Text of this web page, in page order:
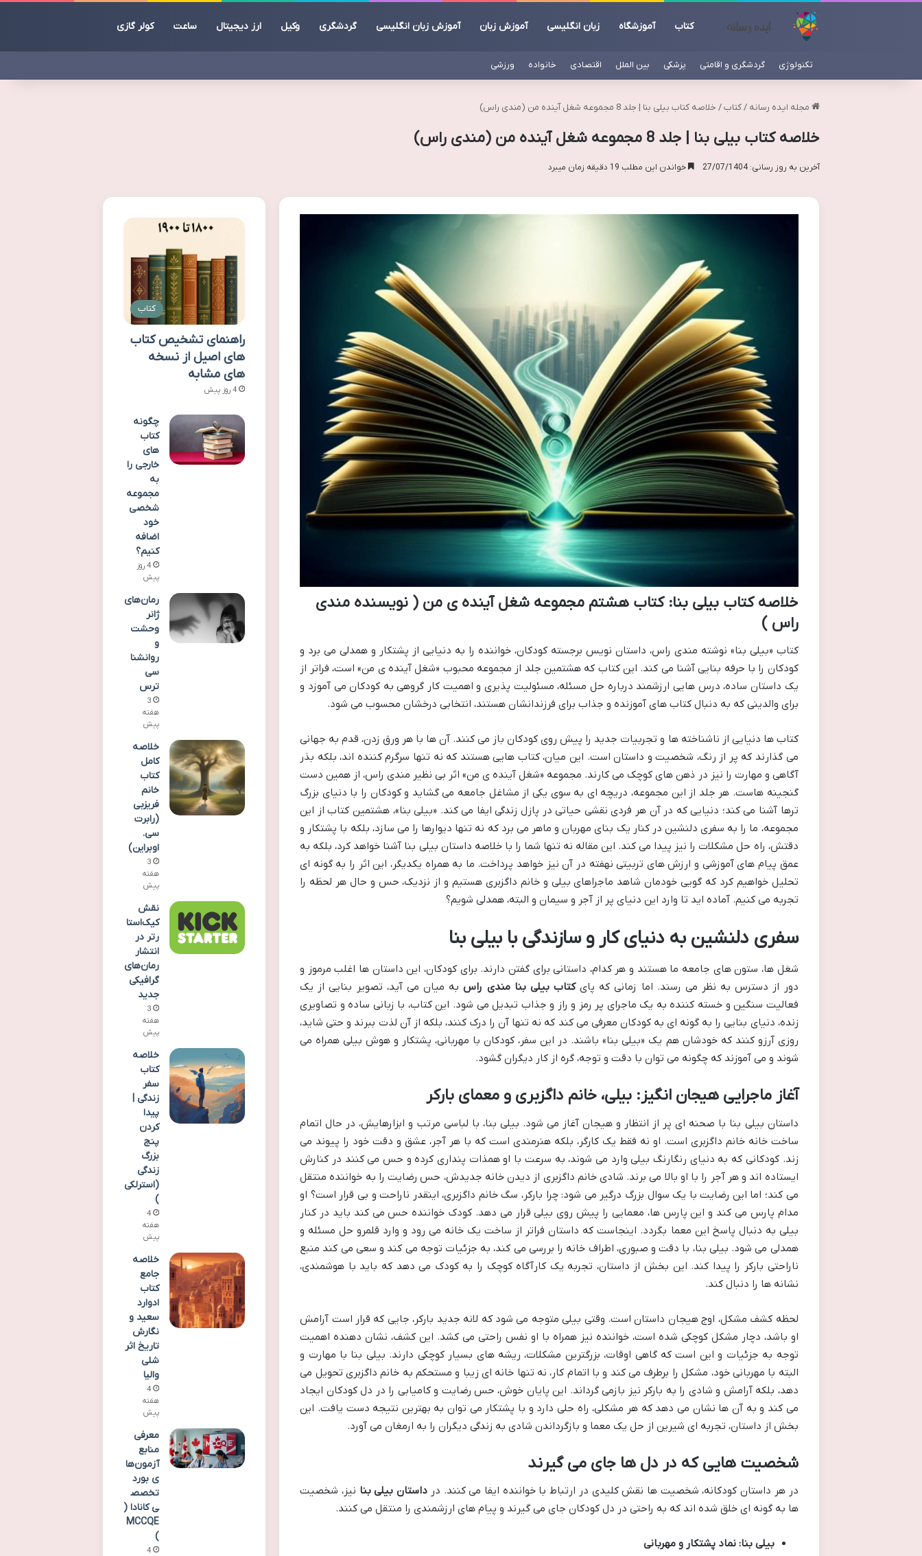
کتاب آموزشگاه زبان انگلیسی آموزش زبان آموزش زبان انگلیسی گردشگری وکیل ارز دیجیتال ساعت کولر گازی
تکنولوژی گردشگری و اقامتی پزشکی بین الملل اقتصادی خانواده ورزشی
مجله ایده رسانه / کتاب / خلاصه کتاب بیلی بنا | جلد 8 مجموعه شغل آینده من (مندی راس)
خلاصه کتاب بیلی بنا | جلد 8 مجموعه شغل آینده من (مندی راس)
آخرین به روز رسانی: 27/07/1404 خواندن این مطلب 19 دقیقه زمان میبرد
خلاصه کتاب بیلی بنا: کتاب هشتم مجموعه شغل آینده ی من ( نویسنده مندی
راس )
کتاب «بیلی بنا» نوشته مندی راس، داستان نویس برجسته کودکان، خواننده را به دنیایی از پشتکار و همدلی می برد و
کودکان را با حرفه بنایی آشنا می کند. این کتاب که هشتمین جلد از مجموعه محبوب «شغل آینده ی من» است، فراتر از
یک داستان ساده، درس هایی ارزشمند درباره حل مسئله، مسئولیت پذیری و اهمیت کار گروهی به کودکان می آموزد و
برای والدینی که به دنبال کتاب های آموزنده و جذاب برای فرزندانشان هستند، انتخابی درخشان محسوب می شود.
کتاب ها دنیایی از ناشناخته ها و تجربیات جدید را پیش روی کودکان باز می کنند. آن ها با هر ورق زدن، قدم به جهانی
می گذارند که پر از رنگ، شخصیت و داستان است. این میان، کتاب هایی هستند که نه تنها سرگرم کننده اند، بلکه بذر
آگاهی و مهارت را نیز در ذهن های کوچک می کارند. مجموعه «شغل آینده ی من» اثر بی نظیر مندی راس، از همین دست
گنجینه هاست. هر جلد از این مجموعه، دریچه ای به سوی یکی از مشاغل جامعه می گشاید و کودکان را با دنیای بزرگ
ترها آشنا می کند؛ دنیایی که در آن هر فردی نقشی حیاتی در پازل زندگی ایفا می کند. «بیلی بنا»، هشتمین کتاب از این
مجموعه، ما را به سفری دلنشین در کنار یک بنای مهربان و ماهر می برد که نه تنها دیوارها را می سازد، بلکه با پشتکار و
دقتش، راه حل مشکلات را نیز پیدا می کند. این مقاله نه تنها شما را با خلاصه داستان بیلی بنا آشنا خواهد کرد، بلکه به
عمق پیام های آموزشی و ارزش های تربیتی نهفته در آن نیز خواهد پرداخت. ما به همراه یکدیگر، این اثر را به گونه ای
تحلیل خواهیم کرد که گویی خودمان شاهد ماجراهای بیلی و خانم داگزبری هستیم و از نزدیک، حس و حال هر لحظه را
تجربه می کنیم. آماده اید تا وارد این دنیای پر از آجر و سیمان و البته، همدلی شویم؟
سفری دلنشین به دنیای کار و سازندگی با بیلی بنا
شغل ها، ستون های جامعه ما هستند و هر کدام، داستانی برای گفتن دارند. برای کودکان، این داستان ها اغلب مرموز و
دور از دسترس به نظر می رسند. اما زمانی که پایکتاب بیلی بنا مندی راسبه میان می آید، تصویر بنایی از یک
فعالیت سنگین و خسته کننده به یک ماجرای پر رمز و راز و جذاب تبدیل می شود. این کتاب، با زبانی ساده و تصاویری
زنده، دنیای بنایی را به گونه ای به کودکان معرفی می کند که نه تنها آن را درک کنند، بلکه از آن لذت ببرند و حتی شاید،
روزی آرزو کنند که خودشان هم یک «بیلی بنا» باشند. در این سفر، کودکان با مهربانی، پشتکار و هوش بیلی همراه می
شوند و می آموزند که چگونه می توان با دقت و توجه، گره از کار دیگران گشود.
آغاز ماجرایی هیجان انگیز: بیلی، خانم داگزبری و معمای بارکر
داستان بیلی بنا با صحنه ای پر از انتظار و هیجان آغاز می شود. بیلی بنا، با لباسی مرتب و ابزارهایش، در حال اتمام
ساخت خانه خانم داگزبری است. او نه فقط یک کارگر، بلکه هنرمندی است که با هر آجر، عشق و دقت خود را پیوند می
زند. کودکانی که به دنیای رنگارنگ بیلی وارد می شوند، به سرعت با او همذات پنداری کرده و حس می کنند در کنارش
ایستاده اند و هر آجر را با او بالا می برند. شادی خانم داگزبری از دیدن خانه جدیدش، حس رضایت را به خواننده منتقل
می کند؛ اما این رضایت با یک سوال بزرگ درگیر می شود: چرا بارکر، سگ خانم داگزبری، اینقدر ناراحت و بی قرار است؟ او
مدام پارس می کند و این پارس ها، معمایی را پیش روی بیلی قرار می دهد. کودک خواننده حس می کند باید در کنار
بیلی به دنبال پاسخ این معما بگردد. اینجاست که داستان فراتر از ساخت یک خانه می رود و وارد قلمرو حل مسئله و
همدلی می شود. بیلی بنا، با دقت و صبوری، اطراف خانه را بررسی می کند، به جزئیات توجه می کند و سعی می کند منبع
ناراحتی بارکر را پیدا کند. این بخش از داستان، تجربه یک کارآگاه کوچک را به کودک می دهد که باید با هوشمندی،
نشانه ها را دنبال کند.
لحظه کشف مشکل، اوج هیجان داستان است. وقتی بیلی متوجه می شود که لانه جدید بارکر، جایی که قرار است آرامش
او باشد، دچار مشکل کوچکی شده است، خواننده نیز همراه با او نفس راحتی می کشد. این کشف، نشان دهنده اهمیت
توجه به جزئیات و این است که گاهی اوقات، بزرگترین مشکلات، ریشه های بسیار کوچکی دارند. بیلی بنا با مهارت و
البته با مهربانی خود، مشکل را برطرف می کند و با اتمام کار، نه تنها خانه ای زیبا و مستحکم به خانم داگزبری تحویل می
دهد، بلکه آرامش و شادی را به بارکر نیز بازمی گرداند. این پایان خوش، حس رضایت و کامیابی را در دل کودکان ایجاد
می کند و به آن ها نشان می دهد که هر مشکلی، راه حلی دارد و با پشتکار می توان به بهترین نتیجه دست یافت. این
بخش از داستان، تجربه ای شیرین از حل یک معما و بازگرداندن شادی به زندگی دیگران را به ارمغان می آورد.
شخصیت هایی که در دل ها جای می گیرند
در هر داستان کودکانه، شخصیت ها نقش کلیدی در ارتباط با خواننده ایفا می کنند. در داستان بیلی بنا نیز، شخصیت
ها به گونه ای خلق شده اند که به راحتی در دل کودکان جای می گیرند و پیام های ارزشمندی را منتقل می کنند.
بیلی بنا: نماد پشتکار و مهربانی
کتاب
راهنمای تشخیص کتاب
های اصیل از نسخه
های مشابه
4 روز پیش
چگونه
کتاب
های
خارجی را
به
مجموعه
شخصی
خود
اضافه
کنیم؟
4 روز
پیش
رمان‌های
ژانر
وحشت
و
روانشنا
سی
ترس
3
هفته
پیش
خلاصه
کامل
کتاب
خانم
فریزبی
(رابرت
سی.
اوبراین)
3
هفته
پیش
نقش
کیک‌استا
رتر در
انتشار
رمان‌های
گرافیکی
جدید
3
هفته
پیش
خلاصه
کتاب
سفر
زندگی |
پیدا
کردن
پنج
بزرگ
زندگی
(استرلکی
)
4
هفته
پیش
خلاصه
جامع
کتاب
ادوارد
سعید و
نگارش
تاریخ اثر
شلی
والیا
4
هفته
پیش
معرفی
منابع
آزمون‌ها
ی بورد
تخصص
ی کانادا (
MCCQE
)
4